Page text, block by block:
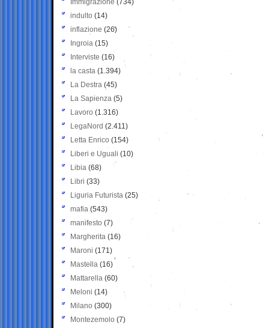
Immigrazione (734)
indulto (14)
inflazione (26)
Ingroia (15)
Interviste (16)
la casta (1.394)
La Destra (45)
La Sapienza (5)
Lavoro (1.316)
LegaNord (2.411)
Letta Enrico (154)
Liberi e Uguali (10)
Libia (68)
Libri (33)
Liguria Futurista (25)
mafia (543)
manifesto (7)
Margherita (16)
Maroni (171)
Mastella (16)
Mattarella (60)
Meloni (14)
Milano (300)
Montezemolo (7)